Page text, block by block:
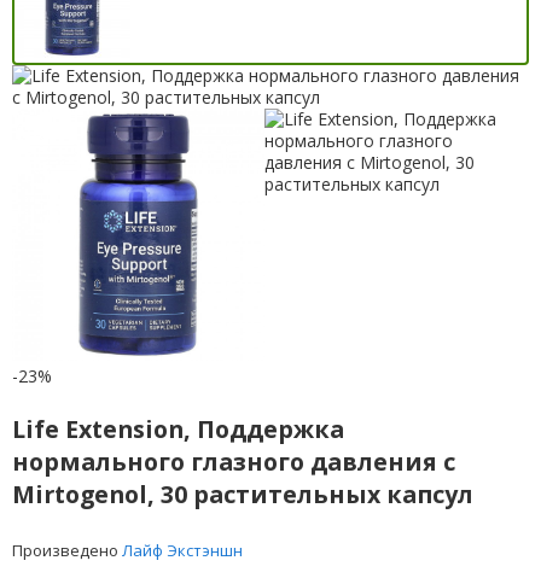
-23%
Life Extension, Поддержка
нормального глазного давления с
Mirtogenol, 30 растительных капсул
Произведено Лайф Экстэншн